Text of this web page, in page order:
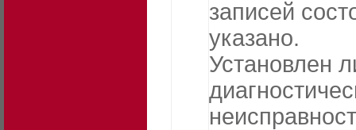
записей
указано.
Установлен